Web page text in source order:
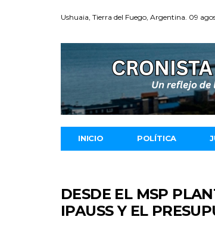
Ushuaia, Tierra del Fuego, Argentina. 09
INICIO POLÍTICA
DESDE EL MSP
IPAUSS Y EL